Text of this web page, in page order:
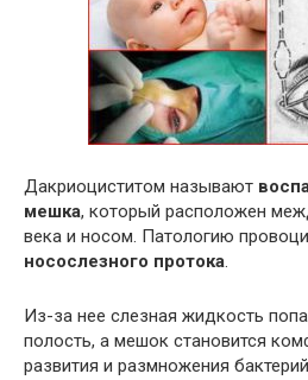
Дакриоциститом называют
мешка, который расположен
века и носом. Патологию
носослезного протока.
Из-за нее слезная жидкость
полость, а мешок становится
развития и размножения